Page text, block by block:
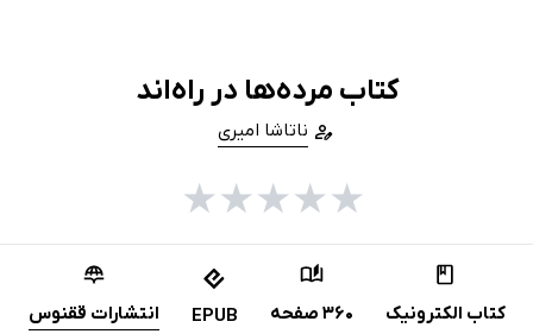
کتاب مرده‌ها در راه‌اند
ناتاشا امیری
★
★
★
★
★
کتاب الکترونیک 360 صفحه EPUB انتشارات ققنوس